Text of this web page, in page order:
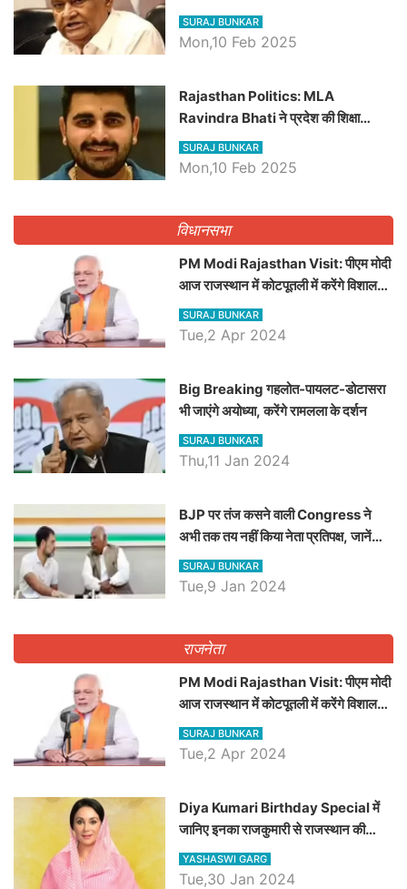
बड़ी खबरें
SURAJ BUNKAR
Mon,10 Feb 2025
Rajasthan Politics: MLA
Ravindra Bhati ने प्रदेश की शिक्षा
व्यवस्था पर उठाए सवाल, Madan
Dilawar पर हमला करते हुए गिनवाये खाली
SURAJ BUNKAR
Mon,10 Feb 2025
विधानसभा
PM Modi Rajasthan Visit: पीएम मोदी
आज राजस्थान में कोटपूतली में करेंगे विशाल
रैली, एक सभा से 8 सीटों पर साधेगें निशाना
SURAJ BUNKAR
Tue,2 Apr 2024
Big Breaking गहलोत-पायलट-डोटासरा
भी जाएंगे अयोध्या, करेंगे रामलला के दर्शन
SURAJ BUNKAR
Thu,11 Jan 2024
BJP पर तंज कसने वाली Congress ने
अभी तक तय नहीं किया नेता प्रतिपक्ष, जानें
कौन होगा दावेदार
SURAJ BUNKAR
Tue,9 Jan 2024
राजनेता
PM Modi Rajasthan Visit: पीएम मोदी
आज राजस्थान में कोटपूतली में करेंगे विशाल
रैली, एक सभा से 8 सीटों पर साधेगें निशाना
SURAJ BUNKAR
Tue,2 Apr 2024
Diya Kumari Birthday Special में
जानिए इनका राजकुमारी से राजस्थान की
डिप्टी सीएम बनने तक का सफर, एक क्लिक में
जाने पूरा जीवन परिचय
YASHASWI GARG
Tue,30 Jan 2024